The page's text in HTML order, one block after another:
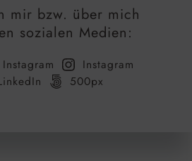
mir bzw. über mich
sozialen Medien:
Instagram
Instagram
500px